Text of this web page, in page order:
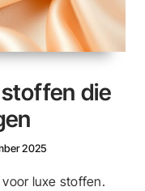
die
2025
luxe stoffen.